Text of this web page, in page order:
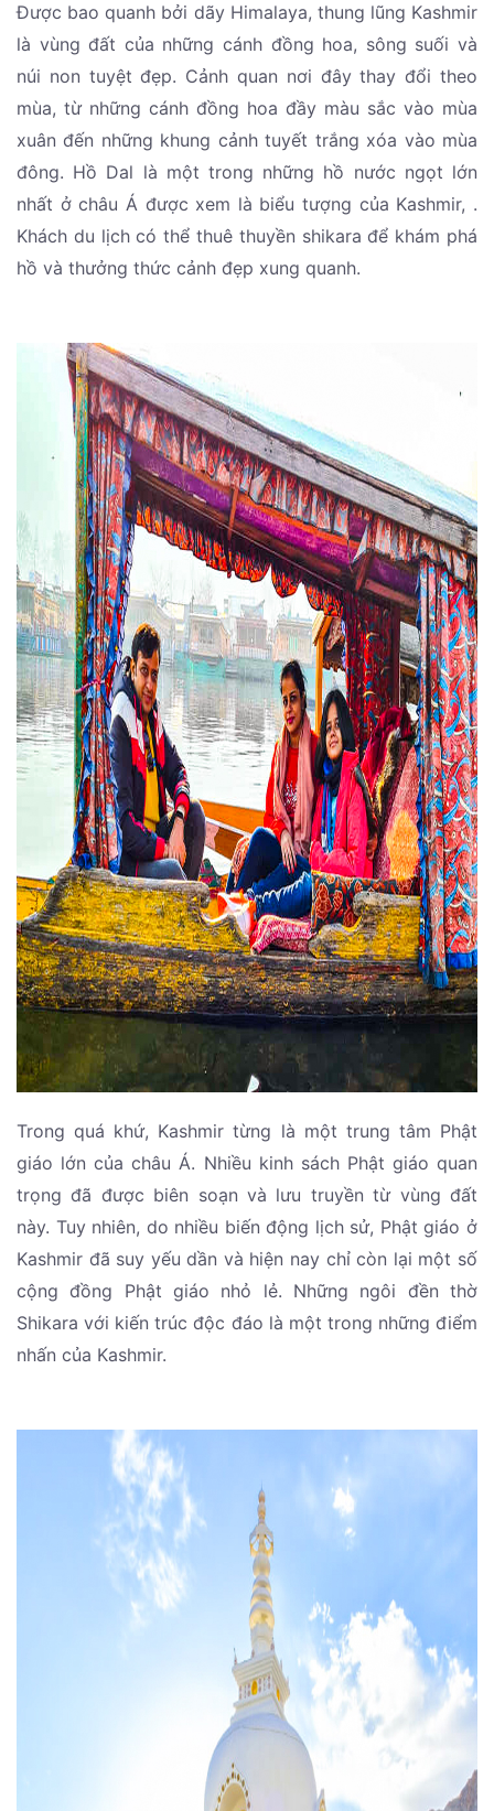
Được bao quanh bởi dãy Himalaya, thung lũng Kashmir
là vùng đất của những cánh đồng hoa, sông suối và
núi non tuyệt đẹp. Cảnh quan nơi đây thay đổi theo
mùa, từ những cánh đồng hoa đầy màu sắc vào mùa
xuân đến những khung cảnh tuyết trắng xóa vào mùa
đông. Hồ Dal là một trong những hồ nước ngọt lớn
nhất ở châu Á được xem là biểu tượng của Kashmir, .
Khách du lịch có thể thuê thuyền shikara để khám phá
hồ và thưởng thức cảnh đẹp xung quanh.
Trong quá khứ, Kashmir từng là một trung tâm Phật
giáo lớn của châu Á. Nhiều kinh sách Phật giáo quan
trọng đã được biên soạn và lưu truyền từ vùng đất
này. Tuy nhiên, do nhiều biến động lịch sử, Phật giáo ở
Kashmir đã suy yếu dần và hiện nay chỉ còn lại một số
cộng đồng Phật giáo nhỏ lẻ. Những ngôi đền thờ
Shikara với kiến trúc độc đáo là một trong những điểm
nhấn của Kashmir.